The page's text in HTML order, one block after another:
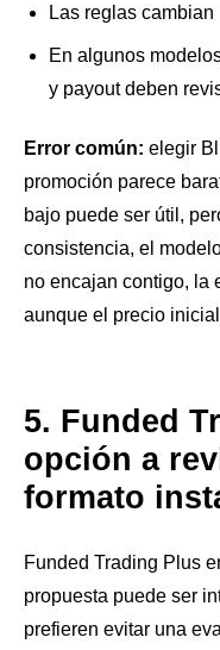
Las reglas
En algunos
y payout deben
Error común: elegir
promoción parece
bajo puede ser útil,
consistencia, el
no encajan contigo, la
aunque el precio
5. Funded
opción a
formato
Funded Trading Plus
propuesta puede ser
prefieren evitar una